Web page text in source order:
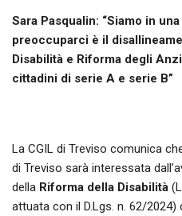
Sara Pasqualin: “Siamo in
preoccuparci è il
Disabilità e Riforma degli
cittadini di serie A e serie B”
La CGIL di Treviso comunica
di Treviso sarà interessata
della Riforma della Disabilità
attuata con il D.Lgs. n. 62/